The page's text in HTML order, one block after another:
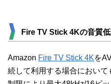
Fire TV Stick 4Kの音質
Amazon Fire TV Stick 4Kを
続して利用する場合において